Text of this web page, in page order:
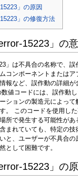
」の原因
」の修復方法
15223」の
」は不具合の名称で、誤
コンポーネントまたはア
報など、誤作動の詳細が
値コードには、誤作動
ションの製造元によって
。 このコードを使用し
所で発生する可能性があ
まれていても、特定の技
と、ユーザーが不具合の
として困難です。
15223」の